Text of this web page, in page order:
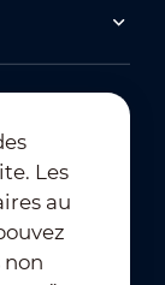
Les
au
non